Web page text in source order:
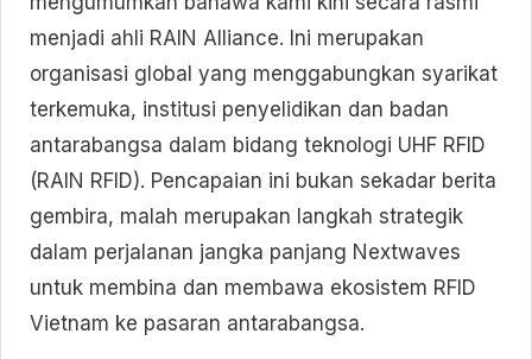
menjadi ahli RAIN Alliance. Ini merupakan
organisasi global yang menggabungkan syarikat
terkemuka, institusi penyelidikan dan badan
antarabangsa dalam bidang teknologi UHF RFID
(RAIN RFID). Pencapaian ini bukan sekadar berita
gembira, malah merupakan langkah strategik
dalam perjalanan jangka panjang Nextwaves
untuk membina dan membawa ekosistem RFID
Vietnam ke pasaran antarabangsa.